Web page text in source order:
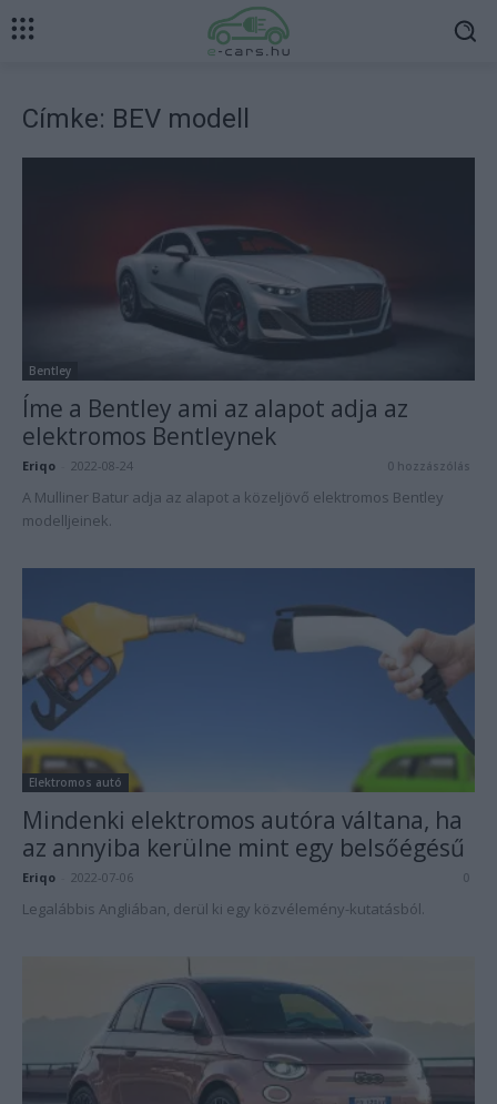
Címke: BEV modell
Bentley
Íme a Bentley ami az alapot adja az
elektromos Bentleynek
Eriqo 2022-08-24 0 hozzászólás
A Mulliner Batur adja az alapot a közeljövő elektromos Bentley
modelljeinek.
Elektromos autó
Mindenki elektromos autóra váltana, ha
az annyiba kerülne mint egy belsőégésű
Eriqo 2022-07-06 0
Legalábbis Angliában, derül ki egy közvélemény-kutatásból.